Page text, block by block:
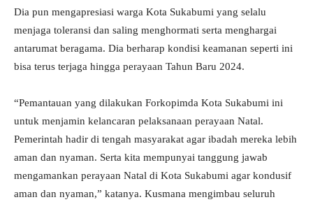
Dia pun mengapresiasi warga Kota Sukabumi yang selalu
menjaga toleransi dan saling menghormati serta menghargai
antarumat beragama. Dia berharap kondisi keamanan seperti ini
bisa terus terjaga hingga perayaan Tahun Baru 2024.
“Pemantauan yang dilakukan Forkopimda Kota Sukabumi ini
untuk menjamin kelancaran pelaksanaan perayaan Natal.
Pemerintah hadir di tengah masyarakat agar ibadah mereka lebih
aman dan nyaman. Serta kita mempunyai tanggung jawab
mengamankan perayaan Natal di Kota Sukabumi agar kondusif
aman dan nyaman,” katanya. Kusmana mengimbau seluruh